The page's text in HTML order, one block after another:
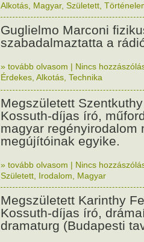
Alkotás Magyar, Született
Guglielmo Marconi
szabadalmaztatta a
» tovább olvasom | Nincs
Érdekes Alkotás Technika
Megszületett
Kossuth-díjas író,
magyar regényirodalom
megújítóinak egyike.
» tovább olvasom | Nincs
Született Irodalom Magyar
Megszületett Karinthy
Kossuth-díjas író,
dramaturg (Budapesti